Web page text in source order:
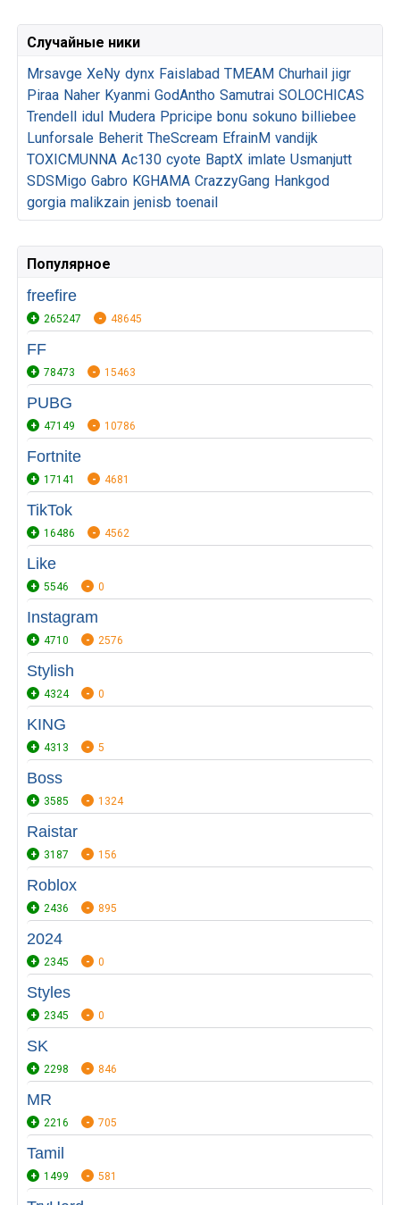
Случайные ники
Mrsavge XeNy dynx Faislabad TMEAM Churhail jigr
Piraa Naher Kyanmi GodAntho Samutrai SOLOCHICAS
Trendell idul Mudera Ppricipe bonu sokuno billiebee
Lunforsale Beherit TheScream EfrainM vandijk
TOXICMUNNA Ac130 cyote BaptX imlate Usmanjutt
SDSMigo Gabro KGHAMA CrazzyGang Hankgod
gorgia malikzain jenisb toenail
Популярное
freefire
265247 48645
FF
78473 15463
PUBG
47149 10786
Fortnite
17141 4681
TikTok
16486 4562
Like
5546 0
Instagram
4710 2576
Stylish
4324 0
KING
4313 5
Boss
3585 1324
Raistar
3187 156
Roblox
2436 895
2024
2345 0
Styles
2345 0
SK
2298 846
MR
2216 705
Tamil
1499 581